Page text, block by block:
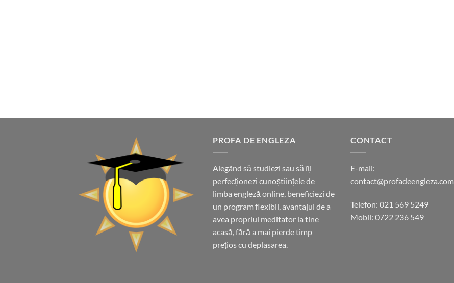
PROFA DE ENGLEZA
Alegând să studiezi sau să îți
perfecționezi cunoștiințele de
limba engleză online, beneficiezi de
un program flexibil, avantajul de a
avea propriul meditator la tine
acasă, fără a mai pierde timp
prețios cu deplasarea.
CONTACT
E-mail:
contact@profadeengleza.com
Telefon: 021 569 5249
Mobil: 0722 236 549